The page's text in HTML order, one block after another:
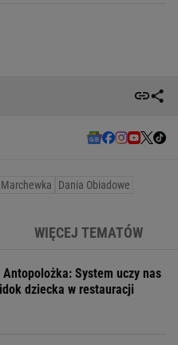
Marchewka Dania Obiadowe
WIĘCEJ TEMATÓW
Antopolożka: System uczy nas
dziecka w restauracji